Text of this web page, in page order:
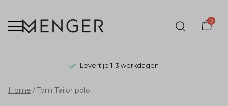
0
Levertijd 1-3 werkdagen
Tom
Home Tom Tailor polo